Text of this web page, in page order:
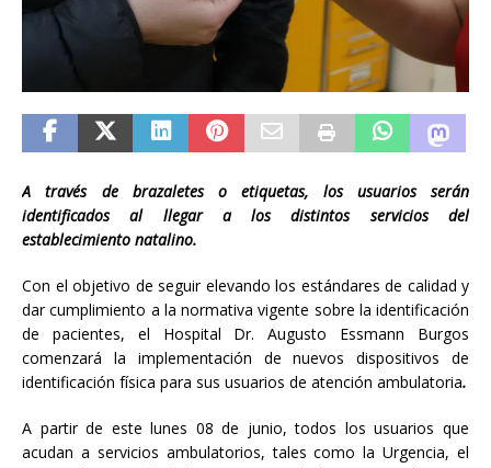
A través de brazaletes o etiquetas, los usuarios serán
identificadosal llegar a los distintos servicios del
establecimiento natalino.
Con el objetivo de seguir elevando los estándares de calidad y
dar cumplimiento a la normativa vigente sobre la identificación
de pacientes, el Hospital Dr. Augusto Essmann Burgos
comenzará la implementación de nuevos dispositivos de
identificación física para sus usuarios de atención ambulatoria.
A partir de este lunes 08 de junio, todos los usuarios que
acudan a servicios ambulatorios, tales como la Urgencia, el